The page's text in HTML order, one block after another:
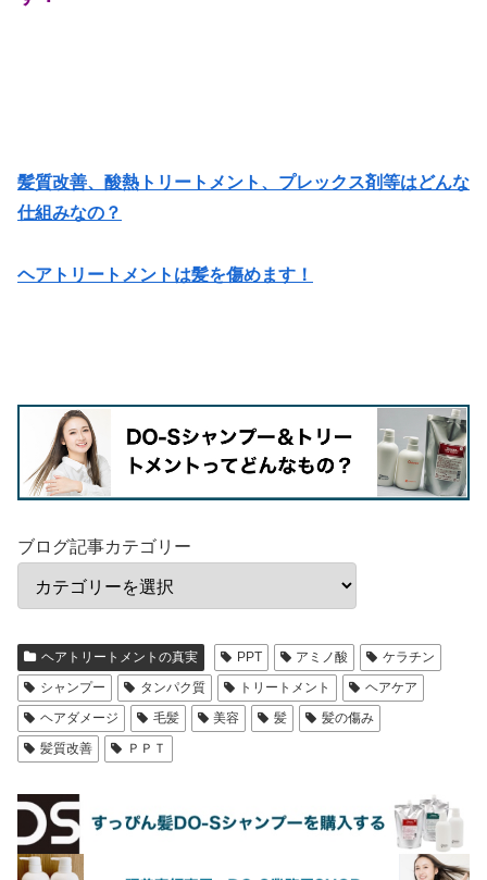
髪質改善、酸熱トリートメント、プレックス剤等はどんな
仕組みなの？
ヘアトリートメントは髪を傷めます！
ブログ記事カテゴリー
ヘアトリートメントの真実 PPT アミノ酸
ケラチン
シャンプー
タンパク質 トリートメント
ヘアケア
ヘアダメージ
毛髪 美容 髪
髪の傷み
髪質改善
ＰＰＴ